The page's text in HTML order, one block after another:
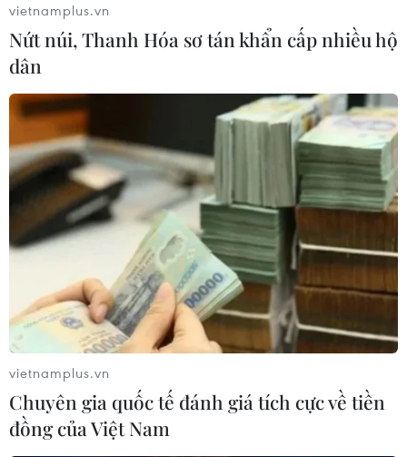
Mùa Xuân về với các chiến sỹ hải
quân nhà giàn DK1
27/01/2021 01:00
Tuy khó khăn khi phải sống xa nhà, nhưng những người
lính Nhà giàn DK1 đều nhận thấy đó là một vinh dự, tự
hào được thực hiện trách nhiệm cao cả của mình bảo
vệ chủ quyền biển, đảo Tổ quốc.
vietnamplus.vn
Nứt núi, Thanh Hóa sơ tán khẩn cấp nhiều hộ
dân
vietnamplus.vn
Chuyên gia quốc tế đánh giá tích cực về tiền
đồng của Việt Nam